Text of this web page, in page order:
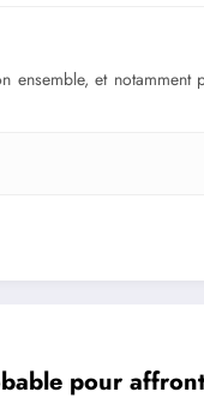
et notamment
pour